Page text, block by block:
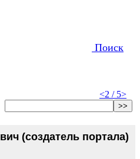
Поиск
<2 / 5>
>>
(создатель портала)